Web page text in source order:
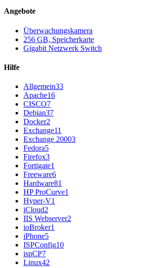
Angebote
Überwachungskamera
256 GB, Speicherkarte
Gigabit Netzwerk Switch
Hilfe
Allgemein33
Apache16
CISCO7
Debian37
Docker2
Exchange11
Exchange 20003
Fedora5
Firefox3
Fortigate1
Freeware6
Hardware81
HP ProCurve1
Hyper-V1
iCloud2
IIS Webserver2
ioBroker1
iPhone5
ISPConfig10
ispCP7
Linux42